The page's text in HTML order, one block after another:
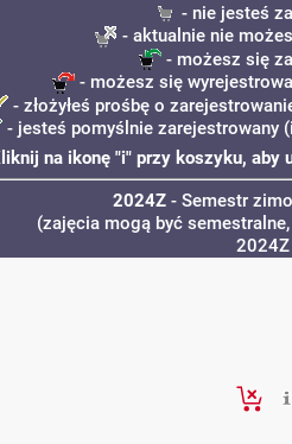
- nie jesteś
- aktualnie nie
- możesz się
- możesz się
- złożyłeś prośbę o
- jesteś pomyślnie zarejestrowany
na ikonę "i" przy koszyku, aby
2024Z - Semestr
(zajęcia mogą być
2024Z